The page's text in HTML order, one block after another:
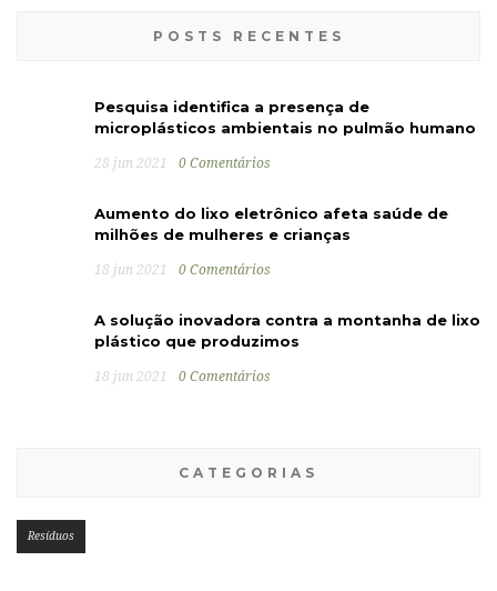
POSTS RECENTES
Pesquisa identifica a presença de
microplásticos ambientais no pulmão humano
28 jun 2021 0 Comentários
Aumento do lixo eletrônico afeta saúde de
milhões de mulheres e crianças
18 jun 2021 0 Comentários
A solução inovadora contra a montanha de lixo
plástico que produzimos
18 jun 2021 0 Comentários
CATEGORIAS
Resíduos